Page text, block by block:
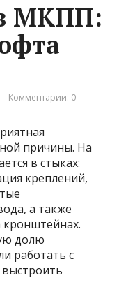
МКПП:
Комментарии: 0
причины. На
в стыках:
креплений,
а также
долю
работать с